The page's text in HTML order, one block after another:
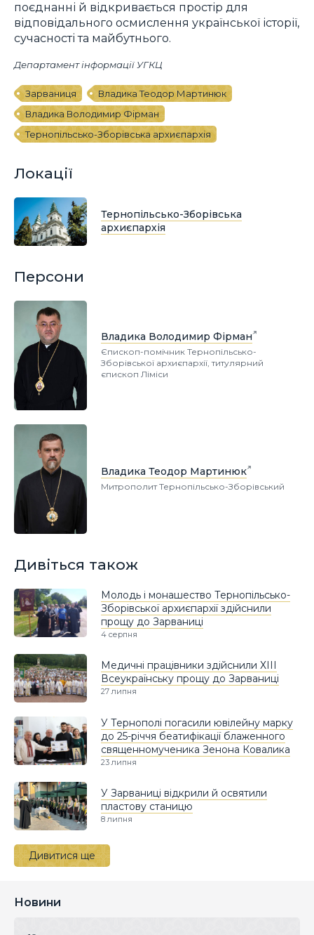
поєднанні й відкривається простір для
відповідального осмислення української історії,
сучасності та майбутнього.
Департамент інформації УГКЦ
Зарваниця
Владика Теодор Мартинюк
Владика Володимир Фірман
Тернопільсько-Зборівська архиєпархія
Локації
Тернопільсько-Зборівська
архиєпархія
Персони
Владика Володимир Фірман
Єпископ-помічник Тернопільсько-
Зборівської архиєпархії, титулярний
єпископ Ліміси
Владика Теодор Мартинюк
Митрополит Тернопільсько-Зборівський
Дивіться також
Молодь і монашество Тернопільсько-
Зборівської архиєпархії здійснили
прощу до Зарваниці
4 серпня
Медичні працівники здійснили ХІІІ
Всеукраїнську прощу до Зарваниці
27 липня
У Тернополі погасили ювілейну марку
до 25-річчя беатифікації блаженного
священномученика Зенона Ковалика
23 липня
У Зарваниці відкрили й освятили
пластову станицю
8 липня
Дивитися ще
Новини